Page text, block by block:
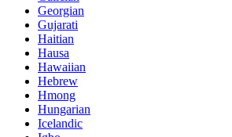
Georgian
Gujarati
Haitian
Hausa
Hawaiian
Hebrew
Hmong
Hungarian
Icelandic